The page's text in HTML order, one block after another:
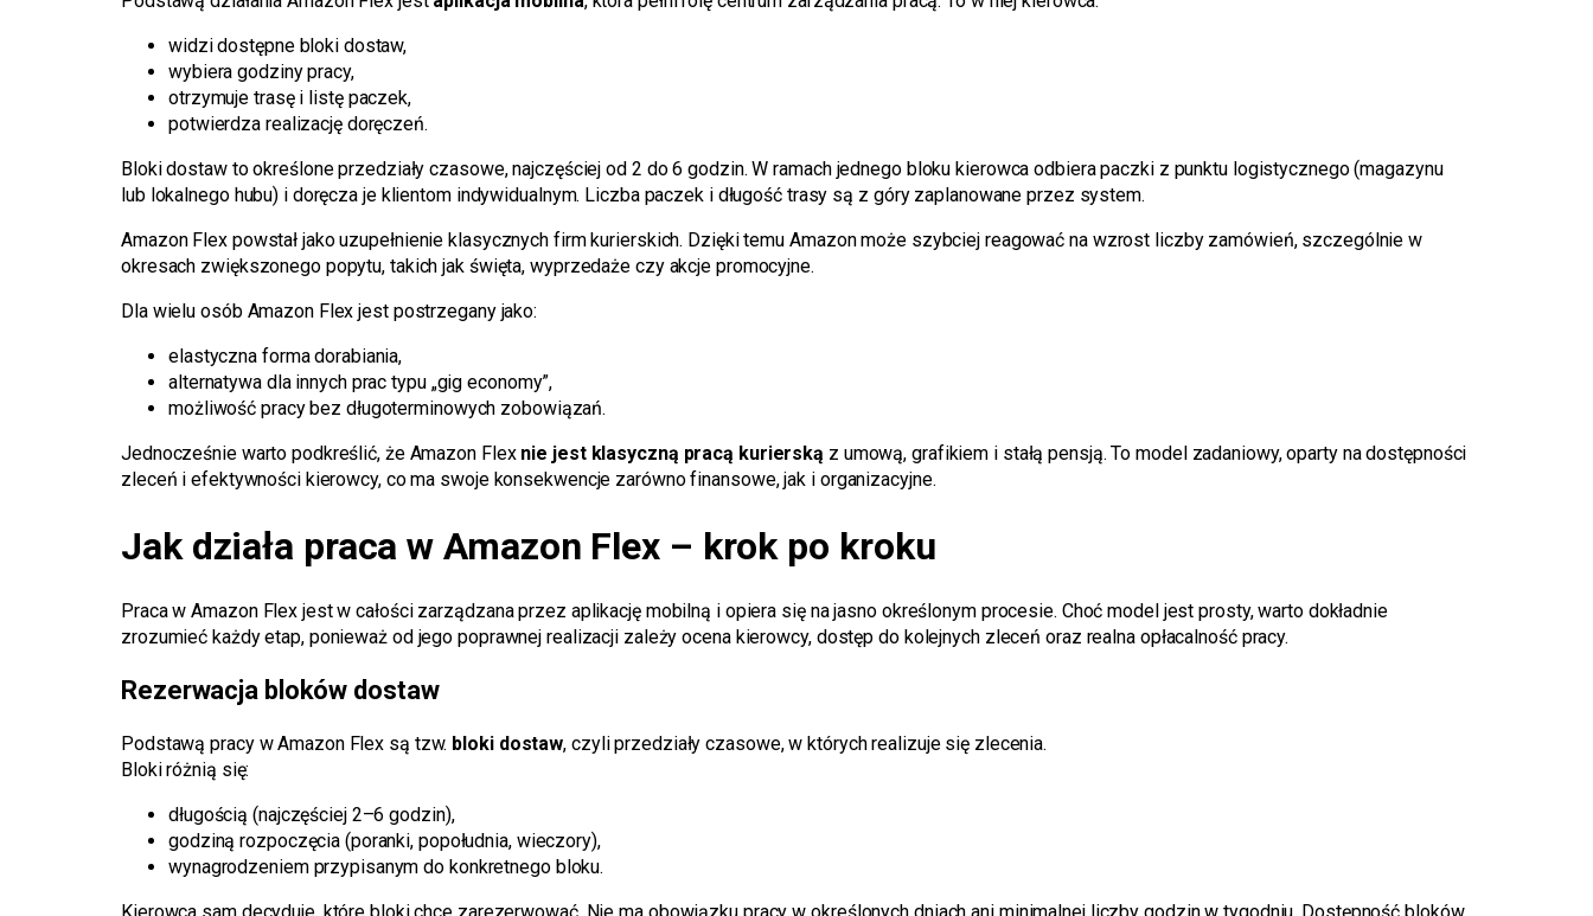
widzi dostępne bloki dostaw,
wybiera godziny pracy,
otrzymuje trasę i listę paczek,
potwierdza realizację doręczeń.
Bloki dostaw to określone przedziały czasowe, najczęściej od 2 do 6 godzin. W ramach jednego bloku kierowca odbiera paczki z punktu logistycznego (magazynu
lub lokalnego hubu) i doręcza je klientom indywidualnym. Liczba paczek i długość trasy są z góry zaplanowane przez system.
Amazon Flex powstał jako uzupełnienie klasycznych firm kurierskich. Dzięki temu Amazon może szybciej reagować na wzrost liczby zamówień, szczególnie w
okresach zwiększonego popytu, takich jak święta, wyprzedaże czy akcje promocyjne.
Dla wielu osób Amazon Flex jest postrzegany jako:
elastyczna forma dorabiania,
alternatywa dla innych prac typu „gig economy”,
możliwość pracy bez długoterminowych zobowiązań.
Jednocześnie warto podkreślić, że Amazon Flex nie jest klasyczną pracą kurierską z umową, grafikiem i stałą pensją. To model zadaniowy, oparty na dostępności
zleceń i efektywności kierowcy, co ma swoje konsekwencje zarówno finansowe, jak i organizacyjne.
Jak działa praca w Amazon Flex – krok po kroku
Praca w Amazon Flex jest w całości zarządzana przez aplikację mobilną i opiera się na jasno określonym procesie. Choć model jest prosty, warto dokładnie
zrozumieć każdy etap, ponieważ od jego poprawnej realizacji zależy ocena kierowcy, dostęp do kolejnych zleceń oraz realna opłacalność pracy.
Rezerwacja bloków dostaw
Podstawą pracy w Amazon Flex są tzw. bloki dostaw, czyli przedziały czasowe, w których realizuje się zlecenia.
Bloki różnią się:
długością (najczęściej 2–6 godzin),
godziną rozpoczęcia (poranki, popołudnia, wieczory),
wynagrodzeniem przypisanym do konkretnego bloku.